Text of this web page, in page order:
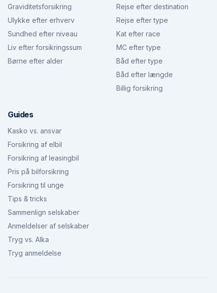
Graviditetsforsikring
Ulykke efter erhverv
Sundhed efter niveau
Liv efter forsikringssum
Børne efter alder
Rejse efter destination
Rejse efter type
Kat efter race
MC efter type
Båd efter type
Båd efter længde
Billig forsikring
Guides
Kasko vs. ansvar
Forsikring af elbil
Forsikring af leasingbil
Pris på bilforsikring
Forsikring til unge
Tips & tricks
Sammenlign selskaber
Anmeldelser af selskaber
Tryg vs. Alka
Tryg anmeldelse